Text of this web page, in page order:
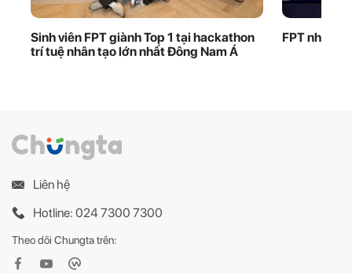
Sinh viên FPT giành Top 1 tại hackathon
trí tuệ nhân tạo lớn nhất Đông Nam Á
FPT nhận
Liên hệ
Hotline: 024 7300 7300
Theo dõi Chungta trên: